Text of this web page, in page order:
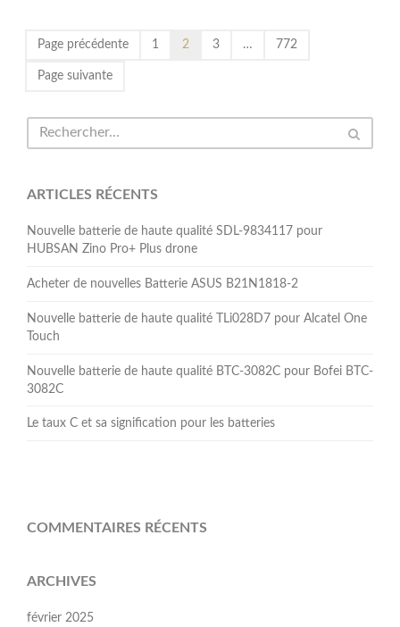
Page précédente 1 2 3 … 772
Page suivante
ARTICLES RÉCENTS
Nouvelle batterie de haute qualité SDL-9834117 pour
HUBSAN Zino Pro+ Plus drone
Acheter de nouvelles Batterie ASUS B21N1818-2
Nouvelle batterie de haute qualité TLi028D7 pour Alcatel One
Touch
Nouvelle batterie de haute qualité BTC-3082C pour Bofei BTC-
3082C
Le taux C et sa signification pour les batteries
COMMENTAIRES RÉCENTS
ARCHIVES
février 2025